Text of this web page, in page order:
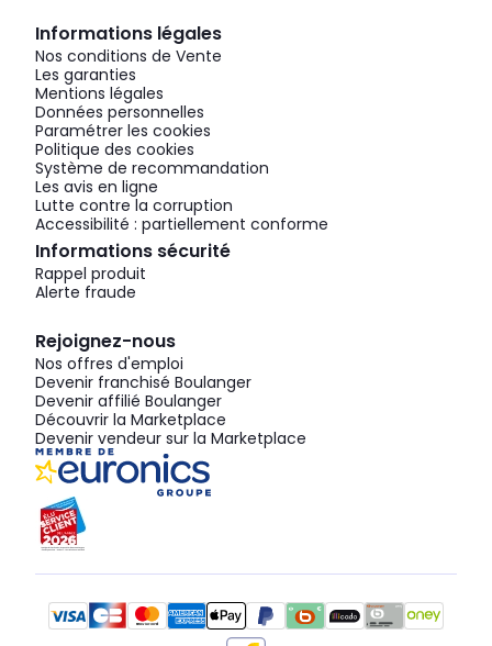
Informations légales
Nos conditions de Vente
Les garanties
Mentions légales
Données personnelles
Paramétrer les cookies
Politique des cookies
Système de recommandation
Les avis en ligne
Lutte contre la corruption
Accessibilité : partiellement conforme
Informations sécurité
Rappel produit
Alerte fraude
Rejoignez-nous
Nos offres d'emploi
Devenir franchisé Boulanger
Devenir affilié Boulanger
Découvrir la Marketplace
Devenir vendeur sur la Marketplace